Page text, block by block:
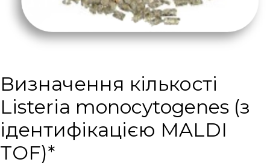
Визначення кількості
Listeria monocytogenes (з
ідентифікацією MALDI
TOF)*